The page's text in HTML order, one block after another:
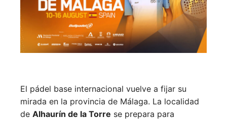
El pádel base internacional vuelve a fijar su
mirada en la provincia de Málaga. La localidad
de Alhaurín de la Torre se prepara para